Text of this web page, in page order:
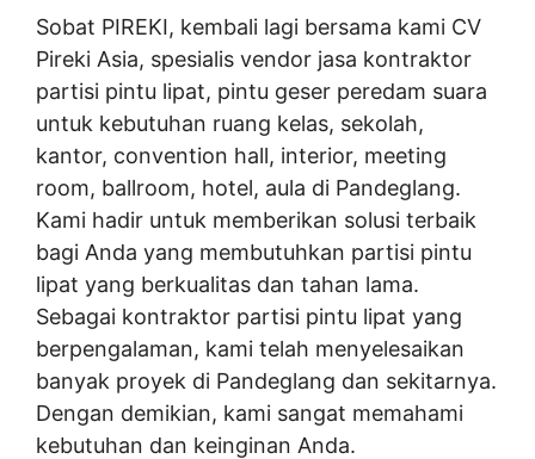
Sobat PIREKI, kembali lagi bersama kami CV
Pireki Asia, spesialis vendor jasa kontraktor
partisi pintu lipat, pintu geser peredam suara
untuk kebutuhan ruang kelas, sekolah,
kantor, convention hall, interior, meeting
room, ballroom, hotel, aula di Pandeglang.
Kami hadir untuk memberikan solusi terbaik
bagi Anda yang membutuhkan partisi pintu
lipat yang berkualitas dan tahan lama.
Sebagai kontraktor partisi pintu lipat yang
berpengalaman, kami telah menyelesaikan
banyak proyek di Pandeglang dan sekitarnya.
Dengan demikian, kami sangat memahami
kebutuhan dan keinginan Anda.